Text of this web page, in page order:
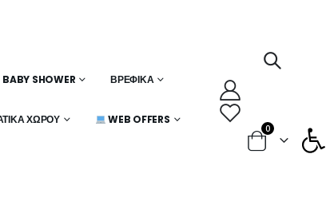
BABY SHOWER ΒΡΕΦΙΚΆ
ΧΏΡΟΥ WEB OFFERS
0